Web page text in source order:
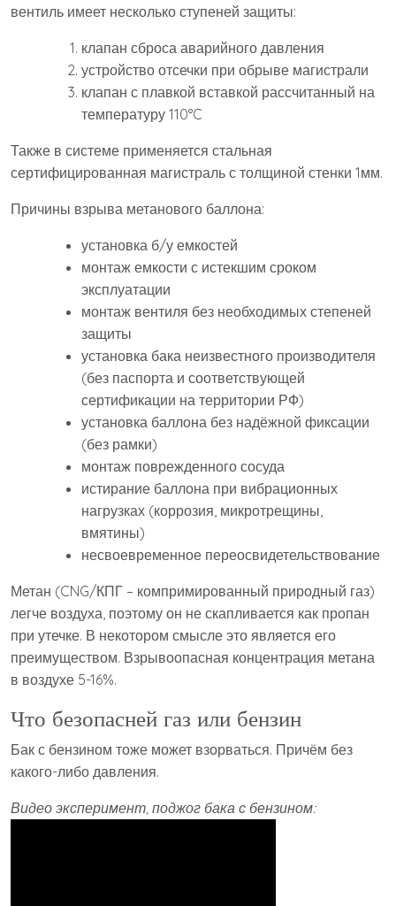
вентиль имеет несколько ступеней защиты:
клапан сброса аварийного давления
устройство отсечки при обрыве магистрали
клапан с плавкой вставкой рассчитанный на
температуру 110°C
Также в системе применяется стальная
сертифицированная магистраль с толщиной стенки 1мм.
Причины взрыва метанового баллона:
установка б/у емкостей
монтаж емкости с истекшим сроком
эксплуатации
монтаж вентиля без необходимых степеней
защиты
установка бака неизвестного производителя
(без паспорта и соответствующей
сертификации на территории РФ)
установка баллона без надёжной фиксации
(без рамки)
монтаж поврежденного сосуда
истирание баллона при вибрационных
нагрузках (коррозия, микротрещины,
вмятины)
несвоевременное переосвидетельствование
Метан (CNG/КПГ – компримированный природный газ)
легче воздуха, поэтому он не скапливается как пропан
при утечке. В некотором смысле это является его
преимуществом. Взрывоопасная концентрация метана
в воздухе 5-16%.
Что безопасней газ или бензин
Бак с бензином тоже может взорваться. Причём без
какого-либо давления.
Видео эксперимент, поджог бака с бензином: